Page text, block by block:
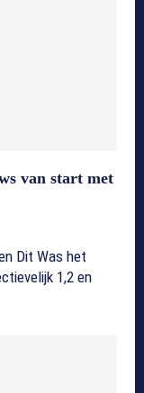
van start met
Dit Was het
1,2 en